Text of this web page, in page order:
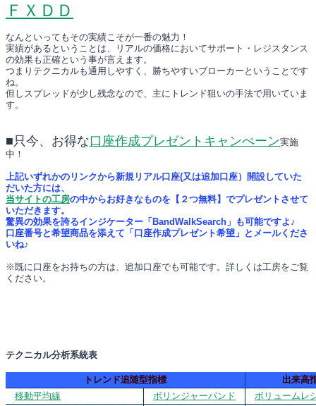
ＦＸＤＤ
なんといってもその実績こそが一番の魅力！
実績があるということは、リアルの価格においてサポート・レジスタンス
の効果も正確という事が言えます。
つまりテクニカルも通用しやすく、勝ちやすいブローカーということです
ね。
但しスプレッドが少し残念なので、主にトレンド狙いの手法で用いていま
す。
■只今、お得な口座作成プレゼントキャンぺーン実施
中！
上記いずれかのリンクから新規リアル口座(又は追加口座）開設していた
だいた方には、
当サイトの工房の中からお好きなものを【２つ無料】でプレゼントさせて
いただきます。
驚異の効果を誇るインジケーター「BandWalkSearch」も可能ですよ♪
口座番号と希望商品を添えて「口座作成プレゼント希望」とメールくださ
いね♪
※既に口座をお持ちの方は、追加口座でも可能です。詳しくは工房をご覧
ください。
テクニカル分析系統表
トレンド追随型指標
出来高
移動平均線
ボリンジャーバンド
ボリュームレ